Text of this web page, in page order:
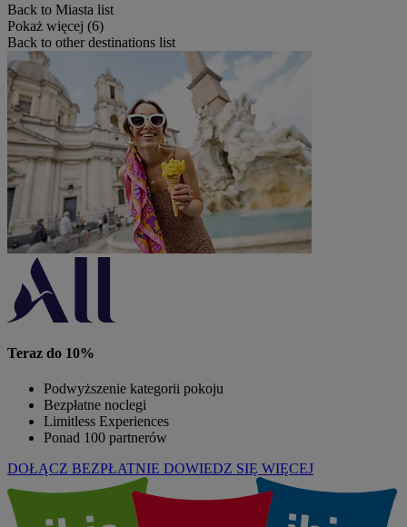
Back to Miasta list
Pokaż więcej (6)
Back to other destinations list
Teraz do 10%
Podwyższenie kategorii pokoju
Bezpłatne noclegi
Limitless Experiences
Ponad 100 partnerów
DOŁĄCZ BEZPŁATNIE DOWIEDZ SIĘ WIĘCEJ